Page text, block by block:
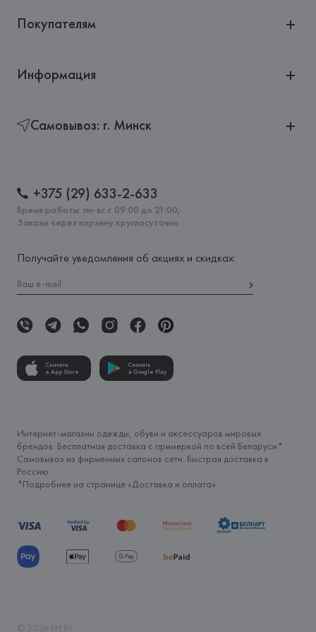
Покупателям
Информация
Самовывоз: г. Минск
+375 (29) 633-2-633
Время работы: пн-вс с 09:00 до 21:00,
Заказы через корзину круглосуточно
Получайте уведомления об акциях и скидках:
Скачать
в App Store
Скачать
в Google Play
Интернет-магазин одежды, обуви и аксессуаров мировых
брендов. Бесплатная доставка с примеркой по всей Беларуси*.
Самовывоз из фирменных салонов сети. Быстрая доставка в
Россию.
*Подробнее на странице «Доставка и оплата»
© 2026 FH.BY